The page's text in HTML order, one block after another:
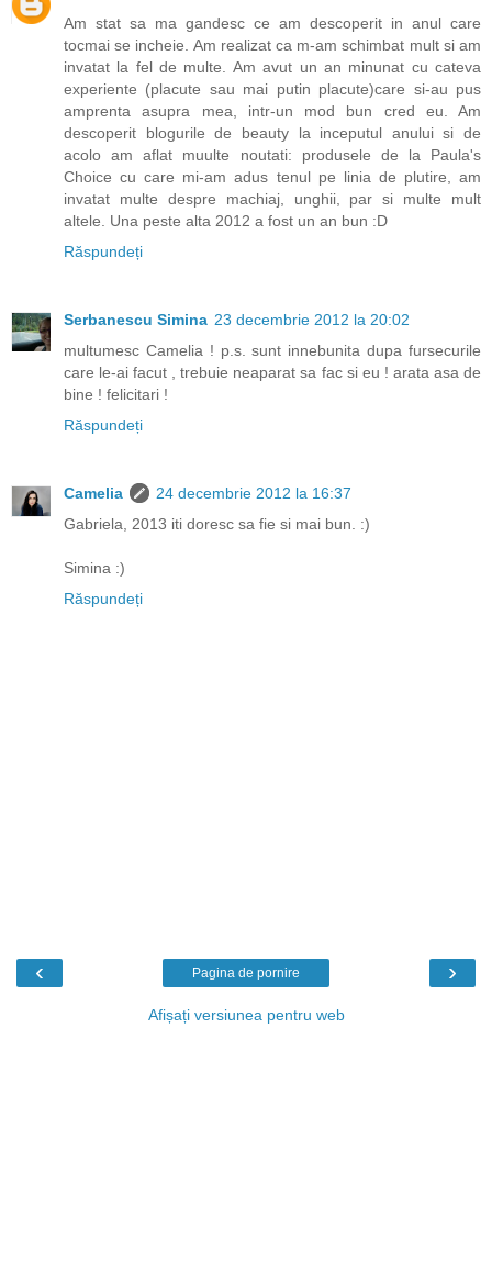
Am stat sa ma gandesc ce am descoperit in anul care
tocmai se incheie. Am realizat ca m-am schimbat mult si am
invatat la fel de multe. Am avut un an minunat cu cateva
experiente (placute sau mai putin placute)care si-au pus
amprenta asupra mea, intr-un mod bun cred eu. Am
descoperit blogurile de beauty la inceputul anului si de
acolo am aflat muulte noutati: produsele de la Paula's
Choice cu care mi-am adus tenul pe linia de plutire, am
invatat multe despre machiaj, unghii, par si multe mult
altele. Una peste alta 2012 a fost un an bun :D
Răspundeți
Serbanescu Simina 23 decembrie 2012 la 20:02
multumesc Camelia ! p.s. sunt innebunita dupa fursecurile
care le-ai facut , trebuie neaparat sa fac si eu ! arata asa de
bine ! felicitari !
Răspundeți
Camelia
24 decembrie 2012 la 16:37
Gabriela, 2013 iti doresc sa fie si mai bun. :)
Simina :)
Răspundeți
‹ ›
Pagina de pornire
Afișați versiunea pentru web